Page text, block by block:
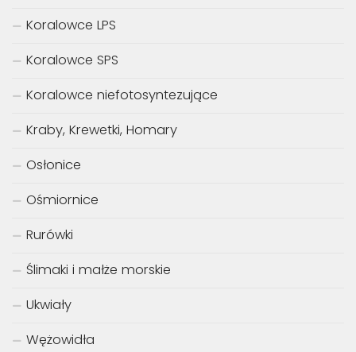
Koralowce LPS
Koralowce SPS
Koralowce niefotosyntezujące
Kraby, Krewetki, Homary
Osłonice
Ośmiornice
Rurówki
Ślimaki i małże morskie
Ukwiały
Wężowidła